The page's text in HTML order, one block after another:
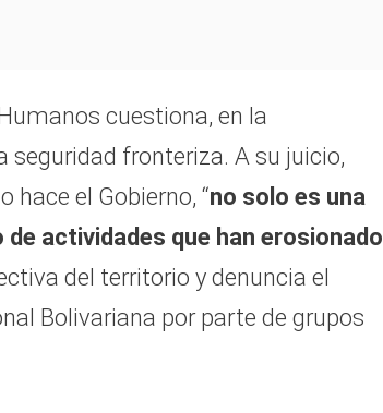
cuestiona, en la
seguridad fronteriza. A su juicio,
el Gobierno, “no solo es una
actividades que han erosionado
del territorio y denuncia el
Bolivariana por parte de grupos